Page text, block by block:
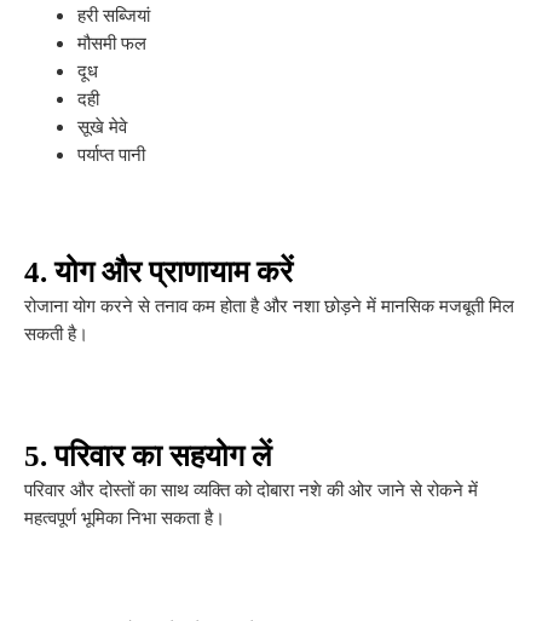
हरी सब्जियां
मौसमी फल
दूध
दही
सूखे मेवे
पर्याप्त पानी
4. योग और प्राणायाम करें
रोजाना योग करने से तनाव कम होता है और नशा छोड़ने में मानसिक मजबूती मिल
सकती है।
5. परिवार का सहयोग लें
परिवार और दोस्तों का साथ व्यक्ति को दोबारा नशे की ओर जाने से रोकने में
महत्वपूर्ण भूमिका निभा सकता है।